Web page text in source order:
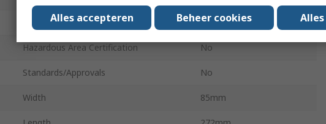
31mm
Hazardous Area Certification No
Standards/Approvals No
Width 85mm
Alles accepteren Beheer cookies